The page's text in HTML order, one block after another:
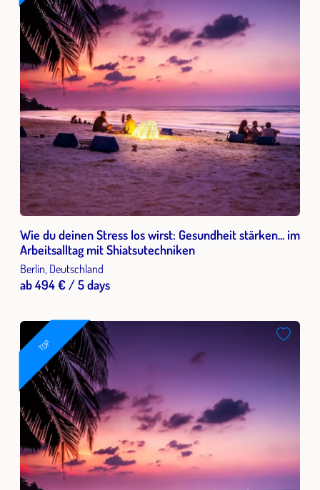
Wie du deinen Stress los wirst: Gesundheit stärken... im
Arbeitsalltag mit Shiatsutechniken
Berlin, Deutschland
ab 494 € / 5 days
TOP